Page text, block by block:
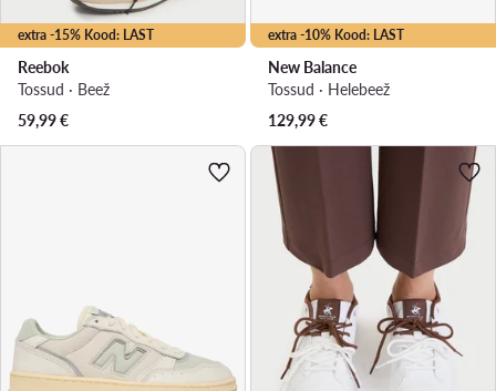
extra -15% Kood: LAST
Reebok
Tossud · Beež
59,99€
extra -10% Kood: LAST
New Balance
Tossud · Helebeež
129,99€